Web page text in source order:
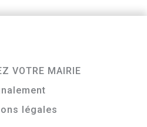
VOTRE MAIRIE
légales